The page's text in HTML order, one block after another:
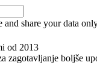
and share your data
od 2013
zagotavljanje boljše